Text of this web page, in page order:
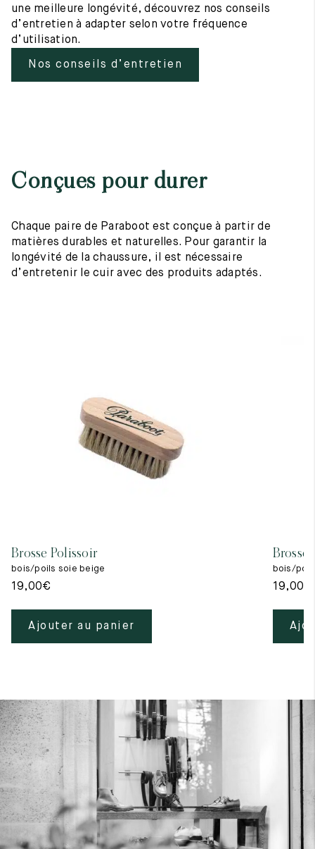
une meilleure longévité, découvrez nos conseils
d’entretien à adapter selon votre fréquence
d’utilisation.
Nos conseils d’entretien
Conçues pour durer
Chaque paire de Paraboot est conçue à partir de
matières durables et naturelles. Pour garantir la
longévité de la chaussure, il est nécessaire
d’entretenir le cuir avec des produits adaptés.
Brosse Polissoir
bois/poils soie beige
19,00€
Ajouter au panier
Brosse
bois/
19,00